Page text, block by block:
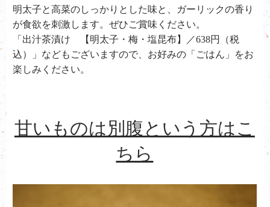
明太子と高菜のしっかりとした味と、ガーリックの香り
が食欲を刺激します。ぜひご賞味ください。
「出汁茶漬け 【明太子・梅・塩昆布】／638円（税
込）」などもございますので、お好みの「ごはん」をお
楽しみください。
甘いものは別腹という方はこ
ちら